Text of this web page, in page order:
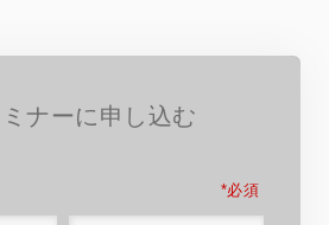
ナーに申し込む
*